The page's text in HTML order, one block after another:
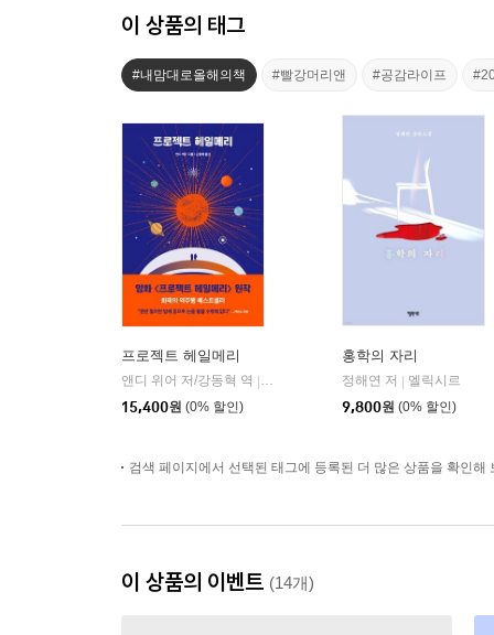
이 상품의 태그
#내맘대로올해의책 #빨강머리앤 #공감라이프
프로젝트 헤일메리
앤디 위어 저/강동혁 역 |
알에이치코리아(RHK)
15,400원 (0% 할인)
홍학의 자리
정해연 저 | 엘릭시르
9,800원 (0% 할인)
검색 페이지에서 선택된 태그에 등록된 더 많은 상품을 확인해
이 상품의 이벤트 (14개)